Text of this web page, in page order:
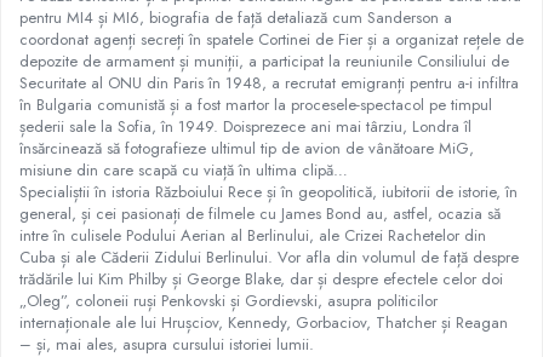
pentru MI4 și MI6, biografia de față detaliază cum Sanderson a
coordonat agenți secreți în spatele Cortinei de Fier și a organizat rețele de
depozite de armament și muniții, a participat la reuniunile Consiliului de
Securitate al ONU din Paris în 1948, a recrutat emigranți pentru a-i infiltra
în Bulgaria comunistă și a fost martor la procesele-spectacol pe timpul
șederii sale la Sofia, în 1949. Doisprezece ani mai târziu, Londra îl
însărcinează să fotografieze ultimul tip de avion de vânătoare MiG,
misiune din care scapă cu viață în ultima clipă…
Specialiștii în istoria Războiului Rece și în geopolitică, iubitorii de istorie, în
general, și cei pasionați de filmele cu James Bond au, astfel, ocazia să
intre în culisele Podului Aerian al Berlinului, ale Crizei Rachetelor din
Cuba și ale Căderii Zidului Berlinului. Vor afla din volumul de față despre
trădările lui Kim Philby și George Blake, dar și despre efectele celor doi
„Oleg”, coloneii ruși Penkovski și Gordievski, asupra politicilor
internaționale ale lui Hrușciov, Kennedy, Gorbaciov, Thatcher și Reagan
– și, mai ales, asupra cursului istoriei lumii.